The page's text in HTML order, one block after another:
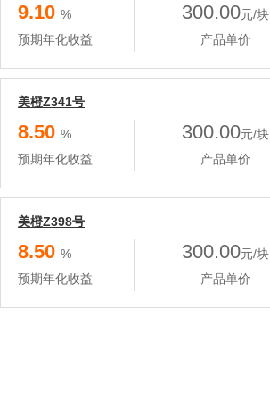
9.10 %
预期年化收益
300.00元/块
产品单价
美橙Z341号
8.50 %
预期年化收益
300.00元/块
产品单价
美橙Z398号
8.50 %
预期年化收益
300.00元/块
产品单价